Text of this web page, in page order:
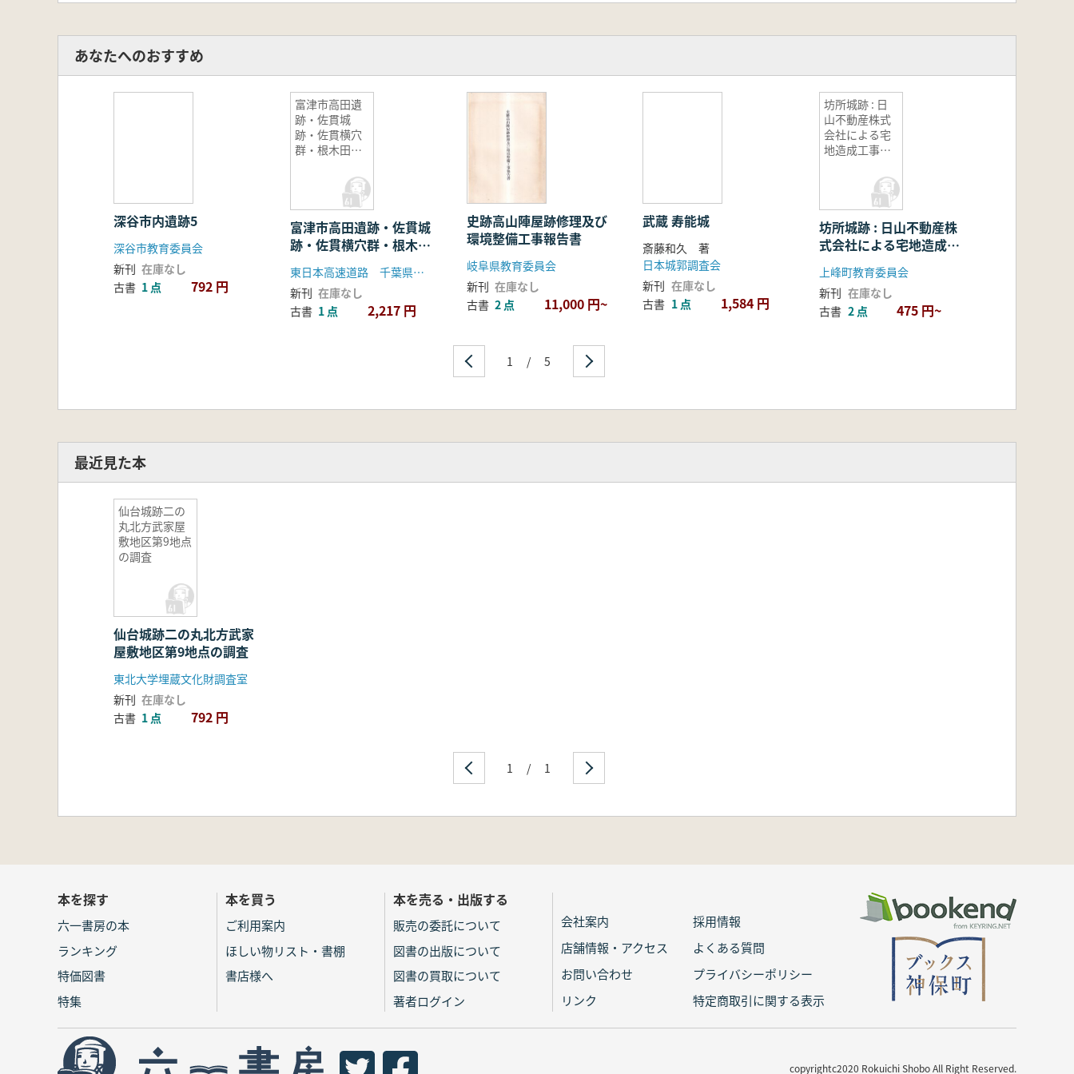
あなたへのおすすめ
深谷市内遺跡5
深谷市教育委員会
新刊 在庫なし
古書 1 点 792 円
富津市高田遺
跡・佐貫城
跡・佐貫横穴
群・根木田入
富津市高田遺跡・佐貫城
跡・佐貫横穴群・根木田
入口山脇砦跡
東日本高速道路 千葉県教育振興財団
新刊 在庫なし
古書 1 点 2,217 円
史跡高山陣屋跡修理及び
環境整備工事報告書
岐阜県教育委員会
新刊 在庫なし
古書 2 点 11,000 円~
武蔵 寿能城
斎藤和久 著
日本城郭調査会
新刊 在庫なし
古書 1 点 1,584 円
坊所城跡 : 日
山不動産株式
会社による宅
地造成工事に
財発掘調査報
坊所城跡 : 日山不動産株
式会社による宅地造成工
事に伴う埋蔵文化財発掘
調査報告書
上峰町教育委員会
新刊 在庫なし
古書 2 点 475 円~
1 / 5
最近見た本
仙台城跡二の
丸北方武家屋
敷地区第9地点
の調査
仙台城跡二の丸北方武家
屋敷地区第9地点の調査
東北大学埋蔵文化財調査室
新刊 在庫なし
古書 1 点 792 円
1 / 1
本を探す
六一書房の本
ランキング
特価図書
特集
本を買う
ご利用案内
ほしい物リスト・書棚
書店様へ
本を売る・出版する
販売の委託について
図書の出版について
図書の買取について
著者ログイン
会社案内
採用情報
店舗情報・アクセス
よくある質問
お問い合わせ
プライバシーポリシー
リンク
特定商取引に関する表示
copyrightc2020 Rokuichi Shobo All Right Reserved.